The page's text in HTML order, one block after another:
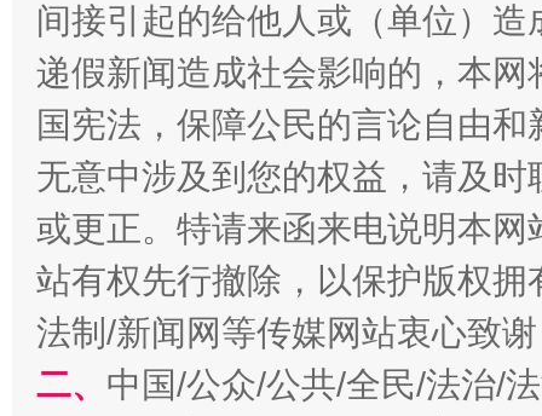
揭开“小金库”的免责幌子
间接引起的给他人或（单位）
递假新闻造成社会影响的，本
国宪法，保障公民的言论自由
无意中涉及到您的权益，请及
或更正。特请来函来电说明本
站有权先行撤除，以保护版权
法制/新闻网等传媒网站衷心致
二、 中国/公众/公共/全民/法治/